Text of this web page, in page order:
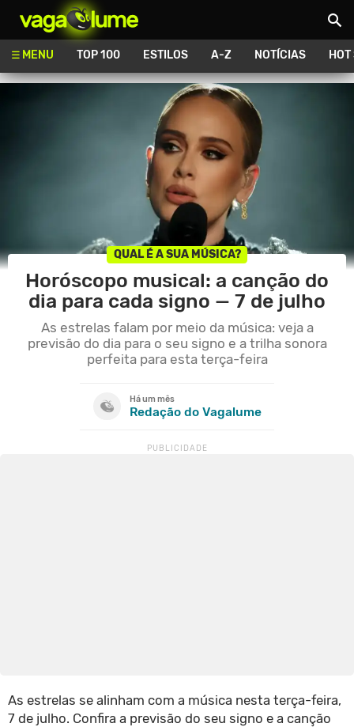
MENU TOP 100 ESTILOS A-Z NOTÍCIAS
QUAL É A SUA MÚSICA?
Horóscopo musical: a canção do
dia para cada signo — 7 de julho
As estrelas falam por meio da música: veja a
previsão do dia para o seu signo e a trilha sonora
perfeita para esta terça-feira
Há um mês
Redação do Vagalume
As estrelas se alinham com a música nesta terça-feira,
7 de julho. Confira a previsão do seu signo e a canção